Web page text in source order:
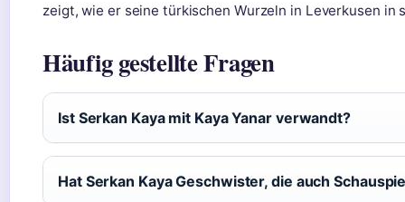
zeigt, wie er seine türkischen Wurzeln in Leverkusen in
Häufig gestellte Fragen
Ist Serkan Kaya mit Kaya Yanar verwandt?
Hat Serkan Kaya Geschwister, die auch